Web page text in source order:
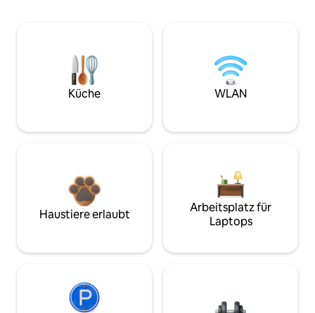
Küche WLAN
Haustiere erlaubt
Arbeitsplatz für
Laptops